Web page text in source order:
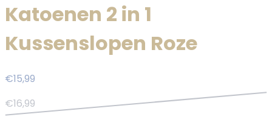
Katoenen 2 in 1
Kussenslopen Roze
€15,99
€16,99